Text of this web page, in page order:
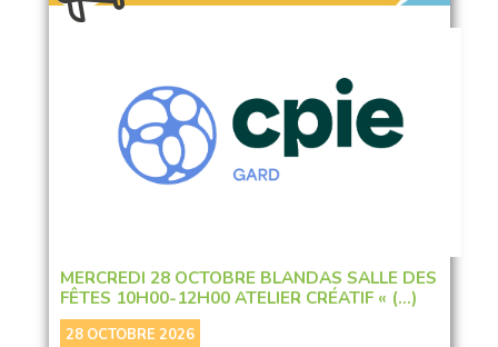
MERCREDI 28 OCTOBRE BLANDAS SALLE DES
FÊTES 10H00-12H00 ATELIER CRÉATIF « (…)
28 OCTOBRE 2026